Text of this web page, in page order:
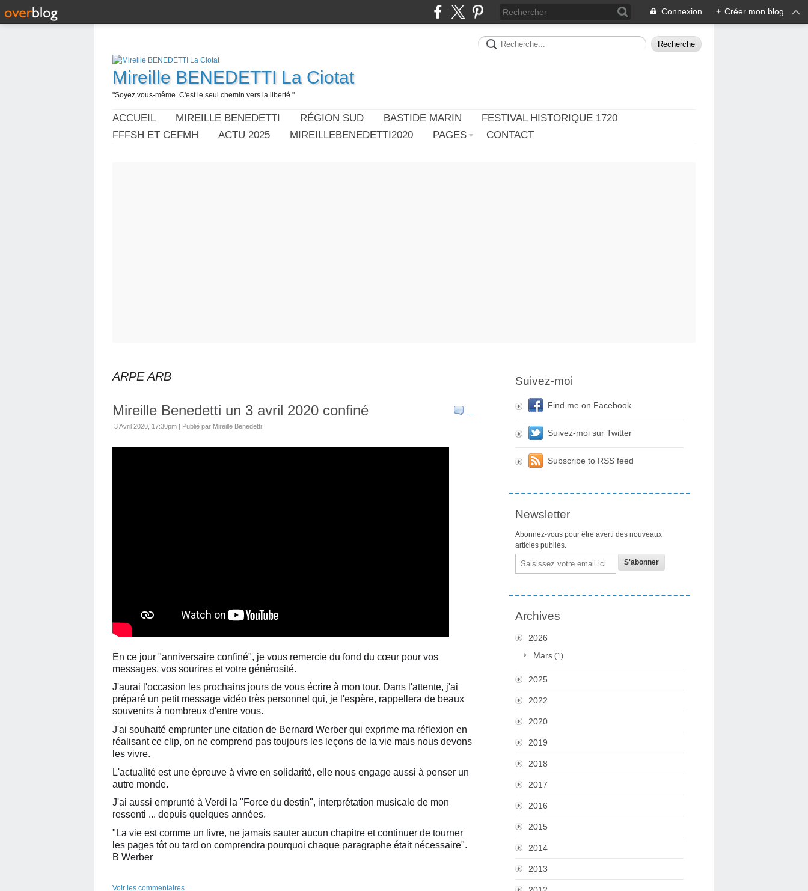
Connexion + Créer mon blog
Mireille BENEDETTI La Ciotat
"Soyez vous-même. C'est le seul chemin vers la liberté."
ACCUEIL MIREILLE BENEDETTI RÉGION SUD BASTIDE MARIN
FESTIVAL HISTORIQUE 1720
FFFSH ET CEFMH
ACTU 2025 MIREILLEBENEDETTI2020 PAGES CONTACT
ARPE ARB
…
Mireille Benedetti un 3 avril 2020 confiné
3 Avril 2020, 17:30pm | Publié par Mireille Benedetti
En ce jour "anniversaire confiné", je vous remercie du fond du cœur pour vos
messages, vos sourires et votre générosité.
J'aurai l'occasion les prochains jours de vous écrire à mon tour. Dans l'attente, j'ai
préparé un petit message vidéo très personnel qui, je l'espère, rappellera de beaux
souvenirs à nombreux d'entre vous.
J'ai souhaité emprunter une citation de Bernard Werber qui exprime ma réflexion en
réalisant ce clip, on ne comprend pas toujours les leçons de la vie mais nous devons
les vivre.
L'actualité est une épreuve à vivre en solidarité, elle nous engage aussi à penser un
autre monde.
J'ai aussi emprunté à Verdi la "Force du destin", interprétation musicale de mon
ressenti ... depuis quelques années.
"La vie est comme un livre, ne jamais sauter aucun chapitre et continuer de tourner
les pages tôt ou tard on comprendra pourquoi chaque paragraphe était nécessaire".
B Werber
Voir les commentaires
Suivez-moi
Find me on Facebook
Suivez-moi sur Twitter
Subscribe to RSS feed
Newsletter
Abonnez-vous pour être averti des nouveaux
articles publiés.
Email
Archives
2026
Mars (1)
2025
2022
2020
2019
2018
2017
2016
2015
2014
2013